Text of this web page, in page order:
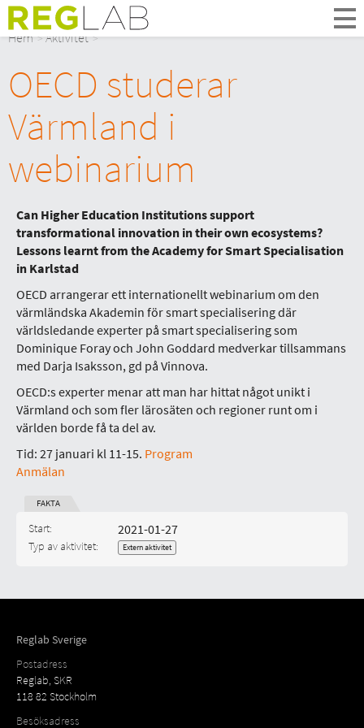
Om Oss
Digitala möten
Medlemmar och partner
Kontakt
In English
Hem Aktivitet
OECD studerar
Värmland i
webinarium
Can Higher Education Institutions support
transformational innovation in their own ecosystems?
Lessons learnt from the Academy for Smart Specialisation
in Karlstad
OECD arrangerar ett internationellt webinarium om den
värmländska Akademin för smart specialisering där
världsledande experter på smart specialisering som
Dominique Foray och John Goddard medverkar tillsammans
med Darja Isaksson, gd på Vinnova.
OECD:s experter menar att man har hittat något unikt i
Värmland och som fler lärosäten och regioner runt om i
världen borde få ta del av.
Tid: 27 januari kl 11-15. Program
Anmälan
FAKTA
Start: 2021-01-27
Tillhör:
Typ av aktivitet: Extern aktivitet
Reglab Sverige
Postadress
Reglab, SKR
118 82 Stockholm
Besöksadress